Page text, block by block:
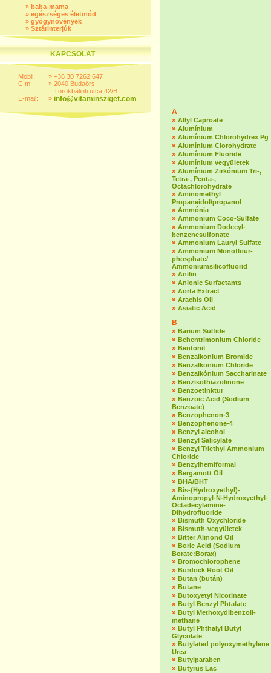
» baba-mama
» egészséges életmód
» gyógynövények
» Sztárinterjúk
KAPCSOLAT
Mobil:
Cím:
E-mail:
»
»
»
+36 30 7262 647
2040 Budaörs,
Törökbálinti utca 42/B
info@vitaminsziget.com
A
» Allyl Caproate
» Alumínium
» Alumínium Chlorohydrex Pg
» Alumínium Clorohydrate
» Alumínium Fluoride
» Alumínium vegyületek
» Alumínium Zirkónium Tri-,
Tetra-, Penta-,
Octachlorohydrate
» Aminomethyl
Propaneidol/propanol
» Ammónia
» Ammonium Coco-Sulfate
» Ammonium Dodecyl-
benzenesulfonate
» Ammonium Lauryl Sulfate
» Ammonium Monoflour-
phosphate/
Ammoniumsilicofluorid
» Anilin
» Anionic Surfactants
» Aorta Extract
» Arachis Oil
» Asiatic Acid
B
» Barium Sulfide
» Behentrimonium Chloride
» Bentonit
» Benzalkonium Bromide
» Benzalkonium Chloride
» Benzalkónium Saccharinate
» Benzisothiazolinone
» Benzoetinktur
» Benzoic Acid (Sodium
Benzoate)
» Benzophenon-3
» Benzophenone-4
» Benzyl alcohol
» Benzyl Salicylate
» Benzyl Triethyl Ammonium
Chloride
» Benzylhemiformal
» Bergamott Oil
» BHA/BHT
» Bis-(Hydroxyethyl)-
Aminopropyl-N-Hydroxyethyl-
Octadecylamine-
Dihydrofluoride
» Bismuth Oxychloride
» Bismuth-vegyületek
» Bitter Almond Oil
» Boric Acid (Sodium
Borate:Borax)
» Bromochlorophene
» Burdock Root Oil
» Butan (bután)
» Butane
» Butoxyetyl Nicotinate
» Butyl Benzyl Phtalate
» Butyl Methoxydibenzoil-
methane
» Butyl Phthalyl Butyl
Glycolate
» Butylated polyoxymethylene
Urea
» Butylparaben
» Butyrus Lac